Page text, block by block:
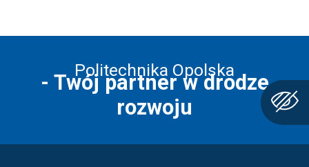
Politechnika Opolska
- Twój partner w drodze
rozwoju